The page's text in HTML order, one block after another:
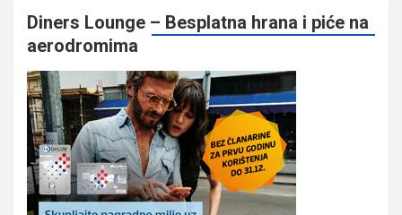
Diners Lounge – Besplatna hrana i piće na
aerodromima